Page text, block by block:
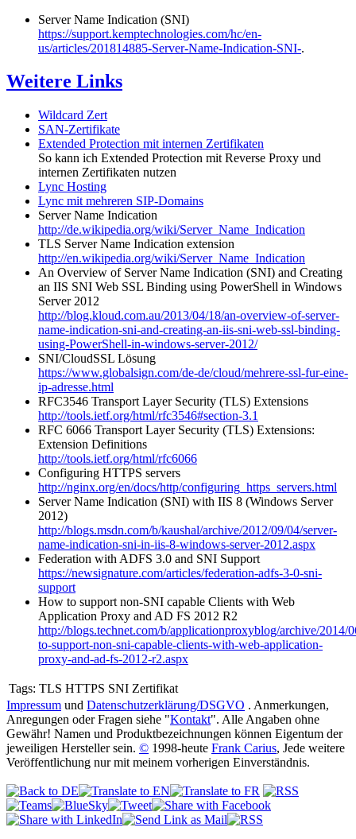
Server Name Indication (SNI)
https://support.kemptechnologies.com/hc/en-
us/articles/201814885-Server-Name-Indication-SNI-.
Weitere Links
Wildcard Zert
SAN-Zertifikate
Extended Protection mit internen Zertifikaten
So kann ich Extended Protection mit Reverse Proxy und
internen Zertifikaten nutzen
Lync Hosting
Lync mit mehreren SIP-Domains
Server Name Indication
http://de.wikipedia.org/wiki/Server_Name_Indication
TLS Server Name Indication extension
http://en.wikipedia.org/wiki/Server_Name_Indication
An Overview of Server Name Indication (SNI) and Creating
an IIS SNI Web SSL Binding using PowerShell in Windows
Server 2012
http://blog.kloud.com.au/2013/04/18/an-overview-of-server-
name-indication-sni-and-creating-an-iis-sni-web-ssl-binding-
using-PowerShell-in-windows-server-2012/
SNI/CloudSSL Lösung
https://www.globalsign.com/de-de/cloud/mehrere-ssl-fur-eine-
ip-adresse.html
RFC3546 Transport Layer Security (TLS) Extensions
http://tools.ietf.org/html/rfc3546#section-3.1
RFC 6066 Transport Layer Security (TLS) Extensions:
Extension Definitions
http://tools.ietf.org/html/rfc6066
Configuring HTTPS servers
http://nginx.org/en/docs/http/configuring_https_servers.html
Server Name Indication (SNI) with IIS 8 (Windows Server
2012)
http://blogs.msdn.com/b/kaushal/archive/2012/09/04/server-
name-indication-sni-in-iis-8-windows-server-2012.aspx
Federation with ADFS 3.0 and SNI Support
https://newsignature.com/articles/federation-adfs-3-0-sni-
support
How to support non-SNI capable Clients with Web
Application Proxy and AD FS 2012 R2
http://blogs.technet.com/b/applicationproxyblog/archive/2014/
to-support-non-sni-capable-clients-with-web-application-
proxy-and-ad-fs-2012-r2.aspx
Tags: TLS HTTPS SNI Zertifikat
Impressum und Datenschutzerklärung/DSGVO . Anmerkungen,
Anregungen oder Fragen siehe "Kontakt". Alle Angaben ohne
Gewähr! Namen und Produktbezeichnungen können Eigentum der
jeweiligen Hersteller sein. © 1998-heute Frank Carius, Jede weitere
Veröffentlichung nur mit meinem vorherigen Einverständnis.